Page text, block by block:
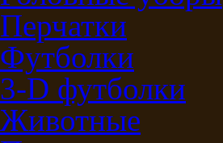
Перчатки
Футболки
3-D футболки
Животные